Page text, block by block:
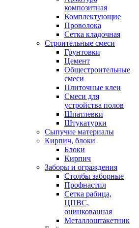
композитная
Комплектующие
Проволока
Сетка кладочная
Строительные смеси
Грунтовки
Цемент
Общестроительные
смеси
Плиточные клеи
Смеси для
устройства полов
Шпатлевки
Штукатурки
Сыпучие материалы
Кирпич, блоки
Блоки
Кирпич
Заборы и ограждения
Столбы заборные
Профнастил
Сетка рабица,
ЦПВС,
оцинкованная
Металлоштакетник